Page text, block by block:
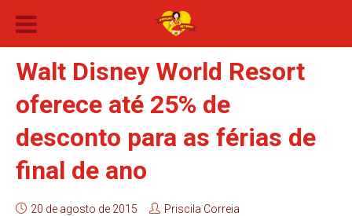
Walt Disney World Resort
oferece até 25% de
desconto para as férias de
final de ano
20 de agosto de 2015
Priscila Correia